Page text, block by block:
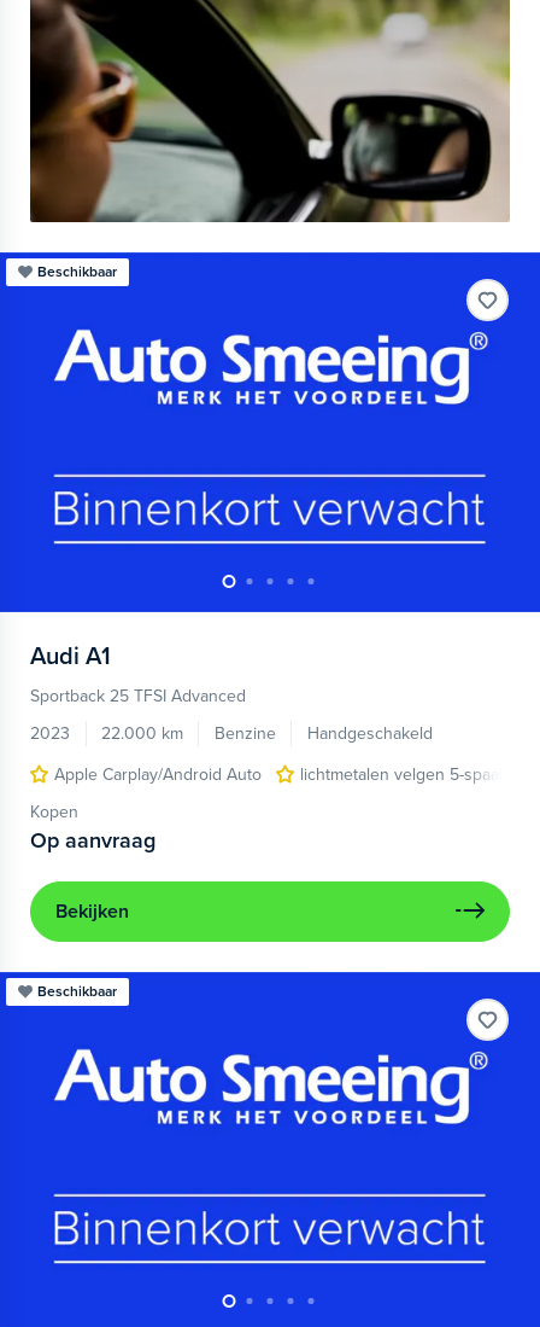
Beschikbaar
Audi A1
Sportback 25 TFSI Advanced
2023
22.000 km Benzine
Handgeschakeld
Apple Carplay/Android Auto
lichtmetalen velgen 5-spaaks
Kopen
Op aanvraag
Bekijken
Beschikbaar